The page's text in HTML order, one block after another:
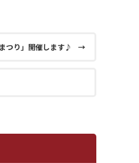
つり」開催します♪ →